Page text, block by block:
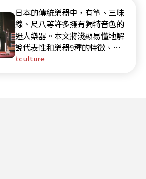
日本的傳統樂器中，有箏、三味
線、尺八等許多擁有獨特音色的
迷人樂器。本文將淺顯易懂地解
說代表性和樂器9種的特徵、歷
史、演奏法以及音色差異。
culture